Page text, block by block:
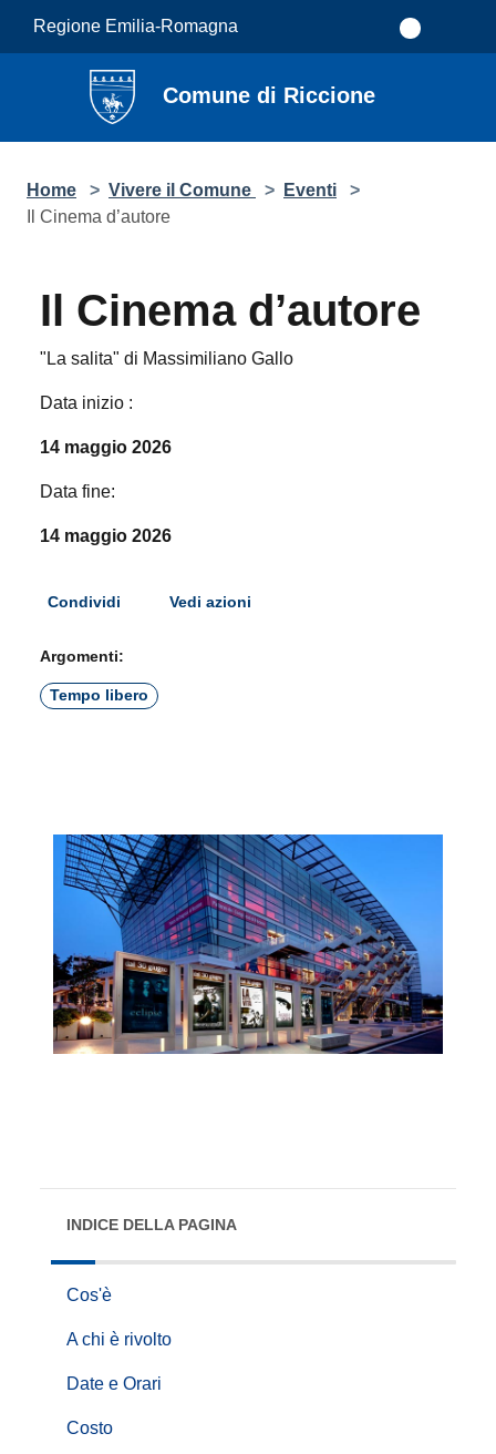
Regione Emilia-Romagna
Comune di Riccione
Home > Vivere il Comune > Eventi
>
Il Cinema d’autore
Il Cinema d’autore
"La salita" di Massimiliano Gallo
Data inizio :
14 maggio 2026
Data fine:
14 maggio 2026
Condividi Vedi azioni
Argomenti:
Tempo libero
INDICE DELLA PAGINA
Cos'è
A chi è rivolto
Date e Orari
Costo